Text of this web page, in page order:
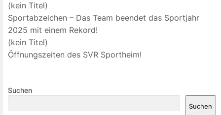
(kein Titel)
Sportabzeichen – Das Team beendet das Sportjahr
2025 mit einem Rekord!
(kein Titel)
Öffnungszeiten des SVR Sportheim!
Suchen
Suchen